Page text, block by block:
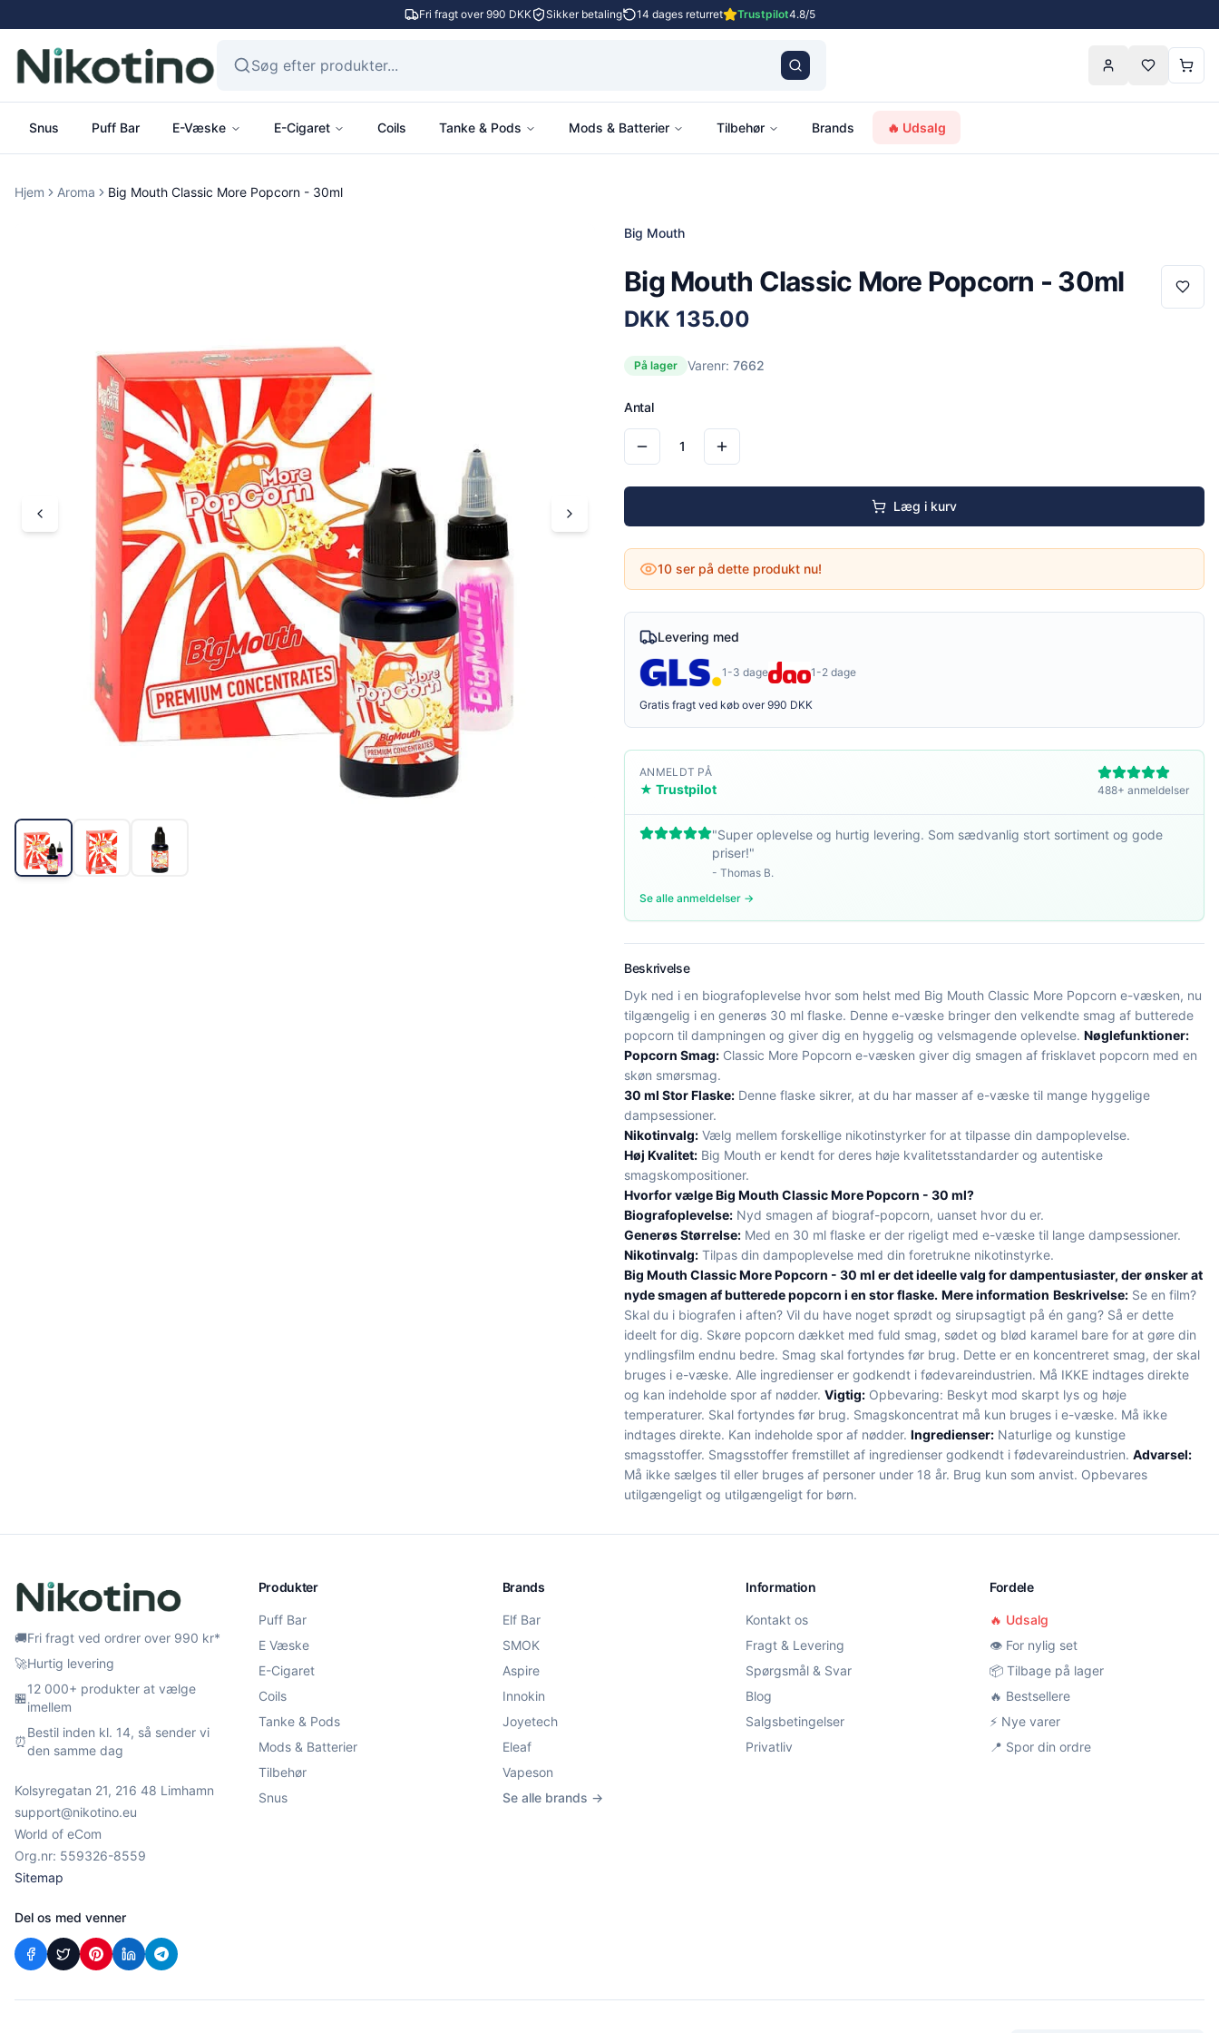
Fri fragt over 990 DKK Sikker betaling 14 dages returret Trustpilot4.8/5
Snus Puff Bar E-Væske E-Cigaret Coils Tanke & Pods Mods & Batterier Tilbehør Brands 🔥 Udsalg
Hjem Aroma Big Mouth Classic More Popcorn - 30ml
Big Mouth
Big Mouth Classic More Popcorn - 30ml
DKK 135.00
På lager Varenr: 7662
Antal
1
Læg i kurv
10 ser på dette produkt nu!
Levering med
1-3 dage 1-2 dage
Gratis fragt ved køb over 990 DKK
ANMELDT PÅ
★ Trustpilot 488+ anmeldelser
"Super oplevelse og hurtig levering. Som sædvanlig stort sortiment og gode
priser!"
- Thomas B.
Se alle anmeldelser →
Beskrivelse
Dyk ned i en biografoplevelse hvor som helst med Big Mouth Classic More Popcorn e-væsken, nu
tilgængelig i en generøs 30 ml flaske. Denne e-væske bringer den velkendte smag af butterede
popcorn til dampningen og giver dig en hyggelig og velsmagende oplevelse. Nøglefunktioner:
Popcorn Smag: Classic More Popcorn e-væsken giver dig smagen af frisklavet popcorn med en
skøn smørsmag.
30 ml Stor Flaske: Denne flaske sikrer, at du har masser af e-væske til mange hyggelige
dampsessioner.
Nikotinvalg: Vælg mellem forskellige nikotinstyrker for at tilpasse din dampoplevelse.
Høj Kvalitet: Big Mouth er kendt for deres høje kvalitetsstandarder og autentiske
smagskompositioner.
Hvorfor vælge Big Mouth Classic More Popcorn - 30 ml?
Biografoplevelse: Nyd smagen af biograf-popcorn, uanset hvor du er.
Generøs Størrelse: Med en 30 ml flaske er der rigeligt med e-væske til lange dampsessioner.
Nikotinvalg: Tilpas din dampoplevelse med din foretrukne nikotinstyrke.
Big Mouth Classic More Popcorn - 30 ml er det ideelle valg for dampentusiaster, der ønsker at
nyde smagen af butterede popcorn i en stor flaske. Mere information Beskrivelse: Se en film?
Skal du i biografen i aften? Vil du have noget sprødt og sirupsagtigt på én gang? Så er dette
ideelt for dig. Skøre popcorn dækket med fuld smag, sødet og blød karamel bare for at gøre din
yndlingsfilm endnu bedre. Smag skal fortyndes før brug. Dette er en koncentreret smag, der skal
bruges i e-væske. Alle ingredienser er godkendt i fødevareindustrien. Må IKKE indtages direkte
og kan indeholde spor af nødder. Vigtig: Opbevaring: Beskyt mod skarpt lys og høje
temperaturer. Skal fortyndes før brug. Smagskoncentrat må kun bruges i e-væske. Må ikke
indtages direkte. Kan indeholde spor af nødder. Ingredienser: Naturlige og kunstige
smagsstoffer. Smagsstoffer fremstillet af ingredienser godkendt i fødevareindustrien. Advarsel:
Må ikke sælges til eller bruges af personer under 18 år. Brug kun som anvist. Opbevares
utilgængeligt og utilgængeligt for børn.
🚚Fri fragt ved ordrer over 990 kr*
🚀Hurtig levering
🏪
12 000+ produkter at vælge
imellem
⏰
Bestil inden kl. 14, så sender vi
den samme dag
Kolsyregatan 21, 216 48 Limhamn
support@nikotino.eu
World of eCom
Org.nr: 559326-8559
Sitemap
Del os med venner
Produkter
Puff Bar
E Væske
E-Cigaret
Coils
Tanke & Pods
Mods & Batterier
Tilbehør
Snus
Brands
Elf Bar
SMOK
Aspire
Innokin
Joyetech
Eleaf
Vapeson
Se alle brands →
Information
Kontakt os
Fragt & Levering
Spørgsmål & Svar
Blog
Salgsbetingelser
Privatliv
Fordele
🔥 Udsalg
👁️ For nylig set
📦 Tilbage på lager
🔥 Bestsellere
⚡ Nye varer
📍 Spor din ordre